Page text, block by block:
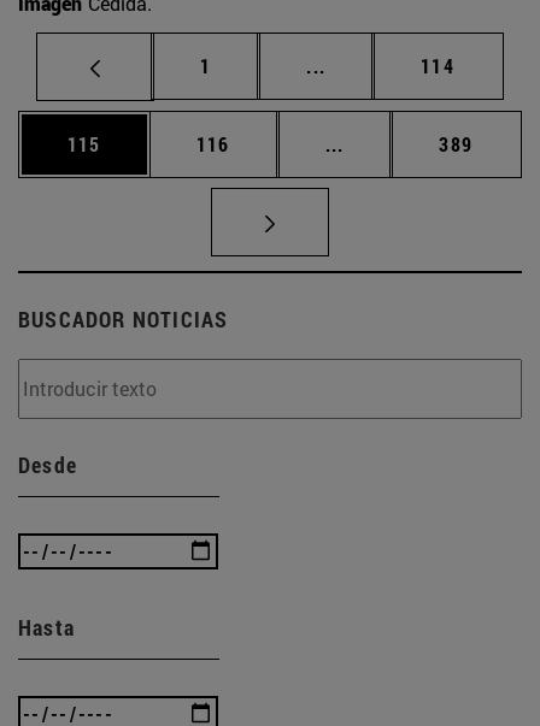
Página
1 ... Páginas intermedias
Página
114
Página
115 Página
116 ... Páginas intermedias
Página
389
BUSCADOR NOTICIAS
Desde
Hasta